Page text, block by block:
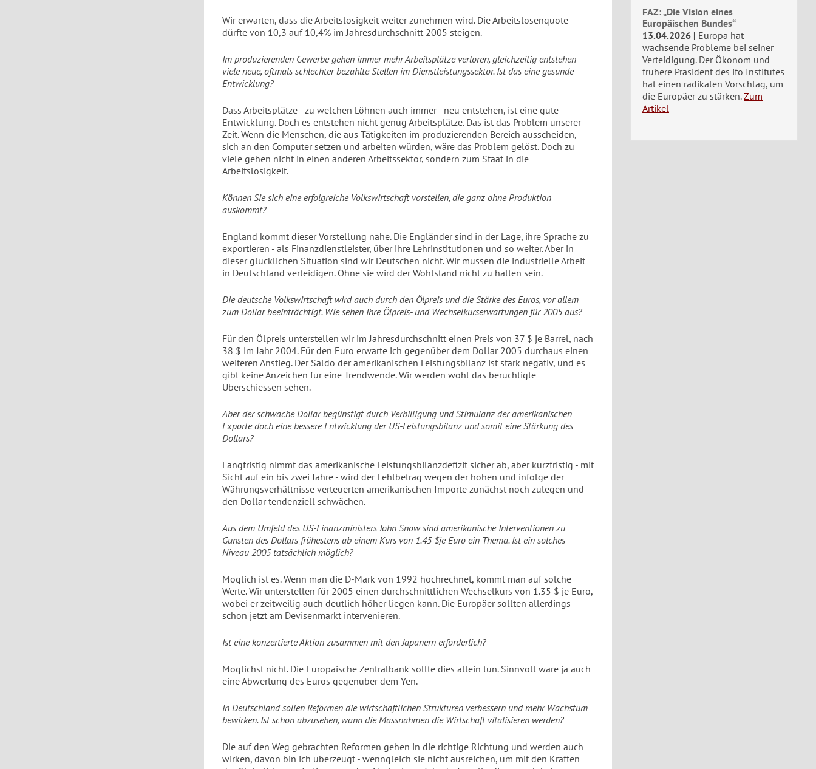
Wir erwarten, dass die Arbeitslosigkeit weiter zunehmen wird. Die Arbeitslosenquote
dürfte von 10,3 auf 10,4% im Jahresdurchschnitt 2005 steigen.
Im produzierenden Gewerbe gehen immer mehr Arbeitsplätze verloren, gleichzeitig entstehen
viele neue, oftmals schlechter bezahlte Stellen im Dienstleistungssektor. Ist das eine gesunde
Entwicklung?
Dass Arbeitsplätze - zu welchen Löhnen auch immer - neu entstehen, ist eine gute
Entwicklung. Doch es entstehen nicht genug Arbeitsplätze. Das ist das Problem unserer
Zeit. Wenn die Menschen, die aus Tätigkeiten im produzierenden Bereich ausscheiden,
sich an den Computer setzen und arbeiten würden, wäre das Problem gelöst. Doch zu
viele gehen nicht in einen anderen Arbeitssektor, sondern zum Staat in die
Arbeitslosigkeit.
Können Sie sich eine erfolgreiche Volkswirtschaft vorstellen, die ganz ohne Produktion
auskommt?
England kommt dieser Vorstellung nahe. Die Engländer sind in der Lage, ihre Sprache zu
exportieren - als Finanzdienstleister, über ihre Lehrinstitutionen und so weiter. Aber in
dieser glücklichen Situation sind wir Deutschen nicht. Wir müssen die industrielle Arbeit
in Deutschland verteidigen. Ohne sie wird der Wohlstand nicht zu halten sein.
Die deutsche Volkswirtschaft wird auch durch den Ölpreis und die Stärke des Euros, vor allem
zum Dollar beeinträchtigt. Wie sehen Ihre Ölpreis- und Wechselkurserwartungen für 2005 aus?
Für den Ölpreis unterstellen wir im Jahresdurchschnitt einen Preis von 37 $ je Barrel, nach
38 $ im Jahr 2004. Für den Euro erwarte ich gegenüber dem Dollar 2005 durchaus einen
weiteren Anstieg. Der Saldo der amerikanischen Leistungsbilanz ist stark negativ, und es
gibt keine Anzeichen für eine Trendwende. Wir werden wohl das berüchtigte
Überschiessen sehen.
Aber der schwache Dollar begünstigt durch Verbilligung und Stimulanz der amerikanischen
Exporte doch eine bessere Entwicklung der US-Leistungsbilanz und somit eine Stärkung des
Dollars?
Langfristig nimmt das amerikanische Leistungsbilanzdefizit sicher ab, aber kurzfristig - mit
Sicht auf ein bis zwei Jahre - wird der Fehlbetrag wegen der hohen und infolge der
Währungsverhältnisse verteuerten amerikanischen Importe zunächst noch zulegen und
den Dollar tendenziell schwächen.
Aus dem Umfeld des US-Finanzministers John Snow sind amerikanische Interventionen zu
Gunsten des Dollars frühestens ab einem Kurs von 1.45 $je Euro ein Thema. Ist ein solches
Niveau 2005 tatsächlich möglich?
Möglich ist es. Wenn man die D-Mark von 1992 hochrechnet, kommt man auf solche
Werte. Wir unterstellen für 2005 einen durchschnittlichen Wechselkurs von 1.35 $ je Euro,
wobei er zeitweilig auch deutlich höher liegen kann. Die Europäer sollten allerdings
schon jetzt am Devisenmarkt intervenieren.
Ist eine konzertierte Aktion zusammen mit den Japanern erforderlich?
Möglichst nicht. Die Europäische Zentralbank sollte dies allein tun. Sinnvoll wäre ja auch
eine Abwertung des Euros gegenüber dem Yen.
In Deutschland sollen Reformen die wirtschaftlichen Strukturen verbessern und mehr Wachstum
bewirken. Ist schon abzusehen, wann die Massnahmen die Wirtschaft vitalisieren werden?
Die auf den Weg gebrachten Reformen gehen in die richtige Richtung und werden auch
wirken, davon bin ich überzeugt - wenngleich sie nicht ausreichen, um mit den Kräften
FAZ: „Die Vision eines
Europäischen Bundes“
13.04.2026
Europa hat
wachsende Probleme bei seiner
Verteidigung. Der Ökonom und
frühere Präsident des ifo Institutes
hat einen radikalen Vorschlag, um
die Europäer zu stärken. Zum
Artikel